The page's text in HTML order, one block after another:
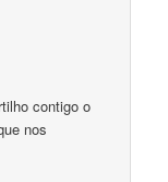
contigo o
nos